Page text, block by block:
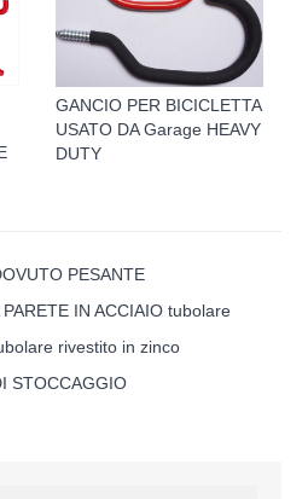
GANCIO PER BICICLETTA
USATO DA Garage HEAVY
DUTY
PESANTE
PARETE IN ACCIAIO tubolare
rivestito in zinco
STOCCAGGIO